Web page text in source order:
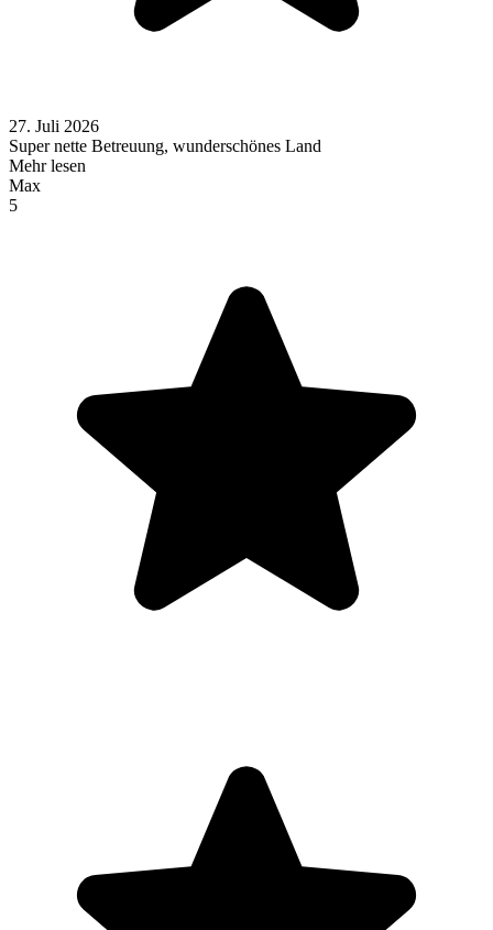
27. Juli 2026
Super nette Betreuung, wunderschönes Land
Mehr lesen
Max
5